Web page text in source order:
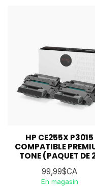
HP CE255X P3015
COMPATIBLE
TONE (PAQUET DE
99,99$CA
En magasin